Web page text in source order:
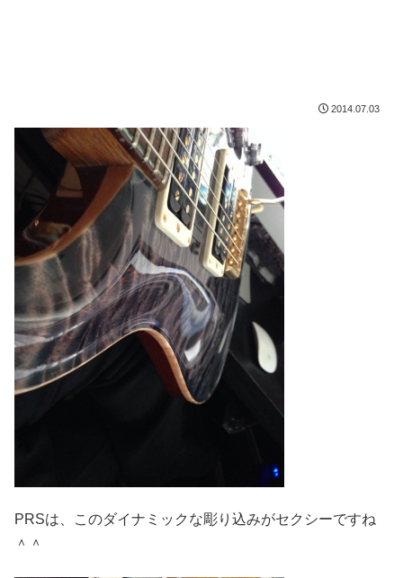
2014.07.03
PRSは、このダイナミックな彫り込みがセクシーですね
＾＾